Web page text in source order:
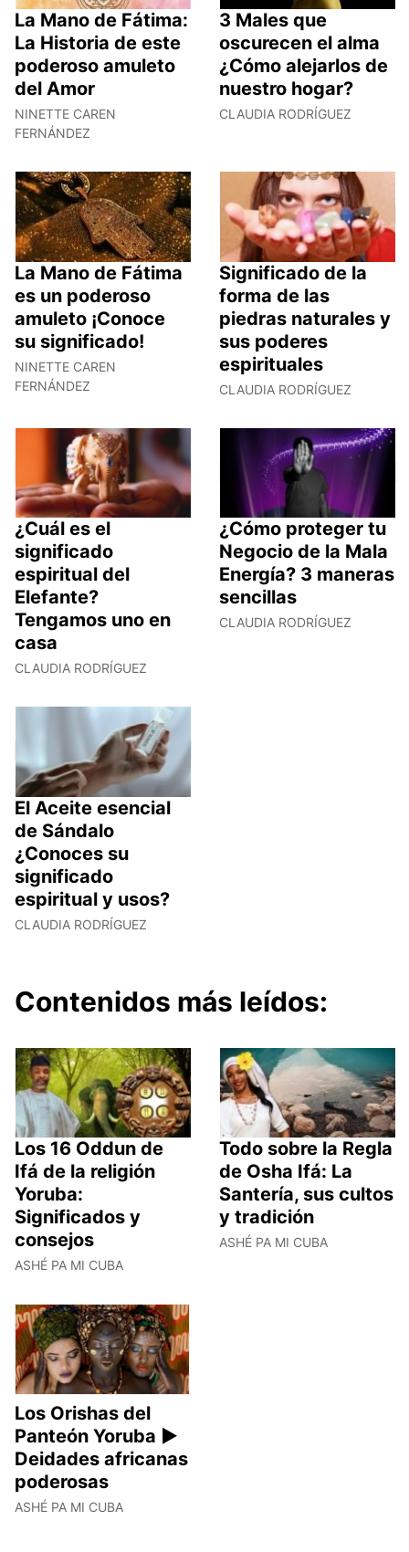
La Mano de Fátima:
La Historia de este
poderoso amuleto
del Amor
NINETTE CAREN
FERNÁNDEZ
3 Males que
oscurecen el alma
¿Cómo alejarlos de
nuestro hogar?
CLAUDIA RODRÍGUEZ
La Mano de Fátima
es un poderoso
amuleto ¡Conoce
su significado!
NINETTE CAREN
FERNÁNDEZ
Significado de la
forma de las
piedras naturales y
sus poderes
espirituales
CLAUDIA RODRÍGUEZ
¿Cuál es el
significado
espiritual del
Elefante?
Tengamos uno en
casa
CLAUDIA RODRÍGUEZ
¿Cómo proteger tu
Negocio de la Mala
Energía? 3 maneras
sencillas
CLAUDIA RODRÍGUEZ
El Aceite esencial
de Sándalo
¿Conoces su
significado
espiritual y usos?
CLAUDIA RODRÍGUEZ
Contenidos más leídos:
Los 16 Oddun de
Ifá de la religión
Yoruba:
Significados y
consejos
ASHÉ PA MI CUBA
Todo sobre la Regla
de Osha Ifá: La
Santería, sus cultos
y tradición
ASHÉ PA MI CUBA
Los Orishas del
Panteón Yoruba ►
Deidades africanas
poderosas
ASHÉ PA MI CUBA